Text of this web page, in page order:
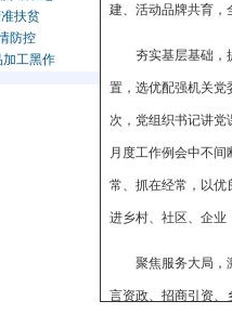
扶贫
防控
加工黑作
建、活动品牌共育，
夯实基层基础，
置，选优配强机关党
次，党组织书记讲党
月度工作例会中不
常、抓在经常，以优
进乡村、社区、企业
聚焦服务大局，
言资政、招商引资、